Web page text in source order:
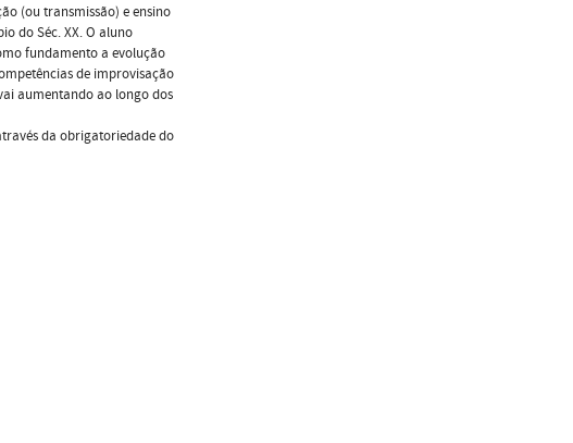
(ou transmissão) e ensino
do Séc. XX. O aluno
fundamento a evolução
de improvisação
aumentando ao longo dos
da obrigatoriedade do